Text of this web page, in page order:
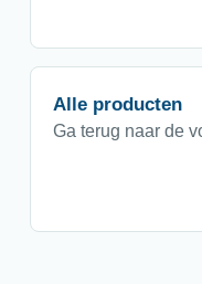
Alle producten
Ga terug naar de